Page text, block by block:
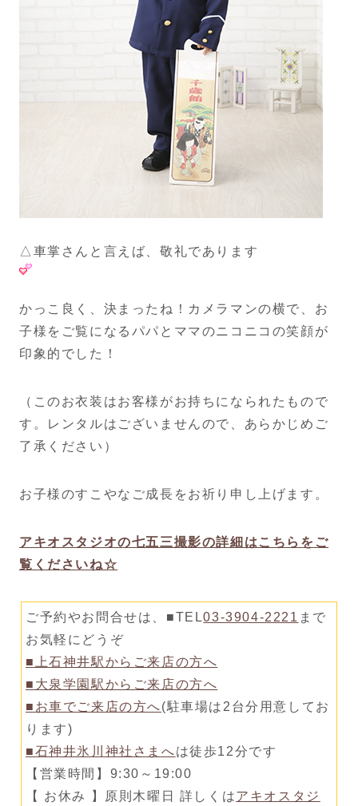
△車掌さんと言えば、敬礼であります
かっこ良く、決まったね！カメラマンの横で、お
子様をご覧になるパパとママのニコニコの笑顔が
印象的でした！
（このお衣装はお客様がお持ちになられたもので
す。レンタルはございませんので、あらかじめご
了承ください）
お子様のすこやなご成長をお祈り申し上げます。
アキオスタジオの七五三撮影の詳細はこちらをご
覧くださいね☆
ご予約やお問合せは、■TEL03-3904-2221 まで
お気軽にどうぞ
■上石神井駅からご来店の方へ
■大泉学園駅からご来店の方へ
■お車でご来店の方へ(駐車場は2台分用意してお
ります)
■石神井氷川神社さまへは徒歩12分です
【営業時間】9:30～19:00
【 お休み 】原則木曜日 詳しくはアキオスタジ